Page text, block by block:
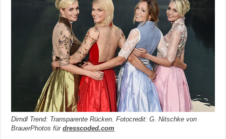
Dirndl Trend: Transparente Rücken. Fotocredit: G. Nitschke von
BrauerPhotos fürdresscoded.com